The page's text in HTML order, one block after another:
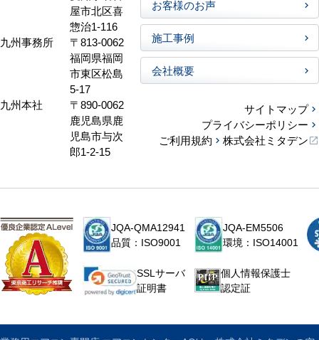
屋市北区喜
惣治1-116
九州事務所
〒813-0062
福岡県福岡
市東区松島
5-17
九州本社
〒890-0062
鹿児島県鹿
児島市与次
郎1-2-15
お客様のお声
施工事例
会社概要
サイトマップ
プライバシーポリシー
ご利用規約
株式会社ミタデン
JQA-QMA12941
品質：ISO9001
JQA-EM5506
環境：ISO14001
SSLサーバ
証明書
個人情報保護士
認定証